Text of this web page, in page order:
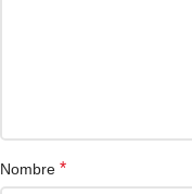
Nombre *